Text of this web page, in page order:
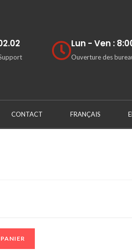
Lun - Ven :
Ouverture des
CONTACT FRANÇAIS